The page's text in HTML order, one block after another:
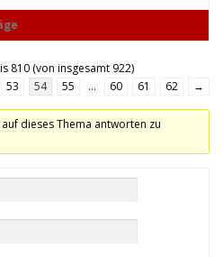
810 (von insgesamt 922)
53 54 55 … 60 61 62 →
dieses Thema antworten zu